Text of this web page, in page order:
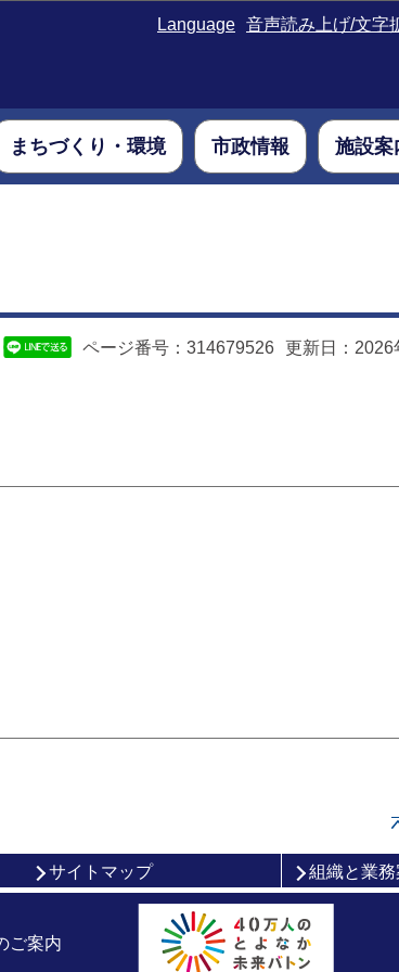
Language 音声読み上げ/文字
まちづくり・環境 市政情報 施設案
ページ番号：314679526 更新日：2026
サイトマップ 組織と業務
ご案内